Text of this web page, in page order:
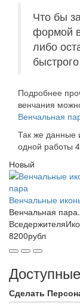
Что бы
формой
либо
Подробнее
венчания
Венчальная
Так же данные
одной работы
Новый
Венчальные
Венчальная
8200рубл
Сделать